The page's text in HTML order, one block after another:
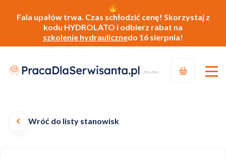
Fala upałów trwa. Czas schłodzić cenę! Skorzystaj z
kodu HYDROLATO i odbierz rabat na
szkolenie hydraulicznedo 16 sierpnia!
Wróć do listy stanowisk